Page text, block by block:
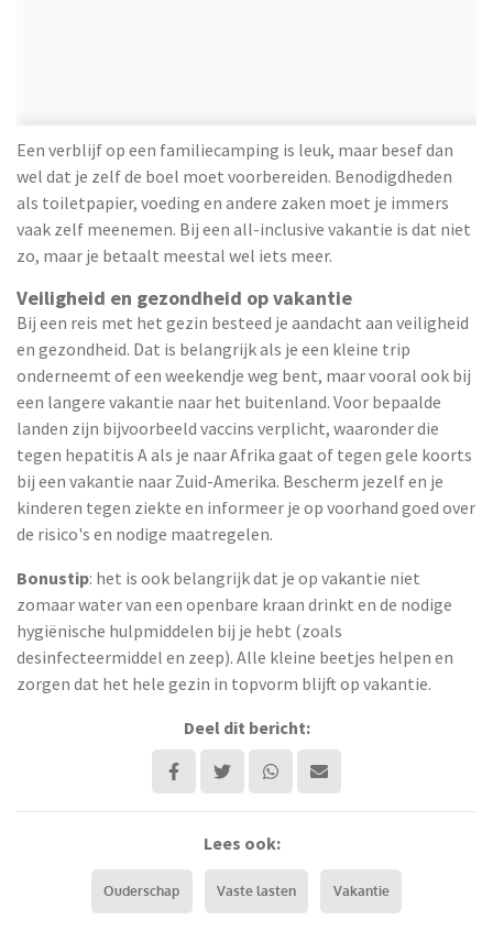
Een verblijf op een familiecamping is leuk, maar besef dan
wel dat je zelf de boel moet voorbereiden. Benodigdheden
als toiletpapier, voeding en andere zaken moet je immers
vaak zelf meenemen. Bij een all-inclusive vakantie is dat niet
zo, maar je betaalt meestal wel iets meer.
Veiligheid en gezondheid op vakantie
Bij een reis met het gezin besteed je aandacht aan veiligheid
en gezondheid. Dat is belangrijk als je een kleine trip
onderneemt of een weekendje weg bent, maar vooral ook bij
een langere vakantie naar het buitenland. Voor bepaalde
landen zijn bijvoorbeeld vaccins verplicht, waaronder die
tegen hepatitis A als je naar Afrika gaat of tegen gele koorts
bij een vakantie naar Zuid-Amerika. Bescherm jezelf en je
kinderen tegen ziekte en informeer je op voorhand goed over
de risico's en nodige maatregelen.
Bonustip: het is ook belangrijk dat je op vakantie niet
zomaar water van een openbare kraan drinkt en de nodige
hygiënische hulpmiddelen bij je hebt (zoals
desinfecteermiddel en zeep). Alle kleine beetjes helpen en
zorgen dat het hele gezin in topvorm blijft op vakantie.
Deel dit bericht:
Lees ook:
Ouderschap Vaste lasten Vakantie